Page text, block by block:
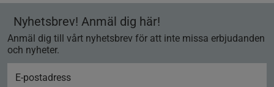
Nyhetsbrev! Anmäl dig här!
Anmäl dig till vårt nyhetsbrev för att inte missa erbjudanden
och nyheter.